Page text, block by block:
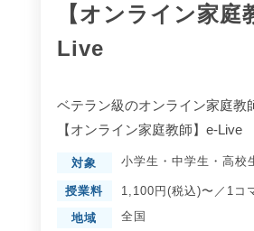
【オンライン家庭
Live
ベテラン級のオンライン家庭教
【オンライン家庭教師】e-Live
対象 小学生 ・ 中学生 ・ 高校
授業料 1,100円(税込)〜／1コ
地域 全国